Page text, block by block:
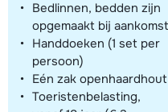
Bedlinnen, bedden zijn
opgemaakt bij aankomst
Handdoeken (1 set per
persoon)
Eén zak openhaardhout
Toeristenbelasting,